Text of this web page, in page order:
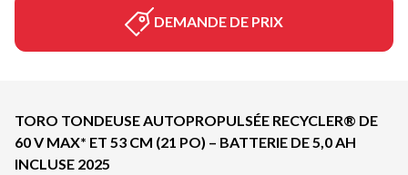
DEMANDE DE PRIX
TORO TONDEUSE AUTOPROPULSÉE RECYCLER® DE
60 V MAX* ET 53 CM (21 PO) – BATTERIE DE 5,0 AH
INCLUSE 2025